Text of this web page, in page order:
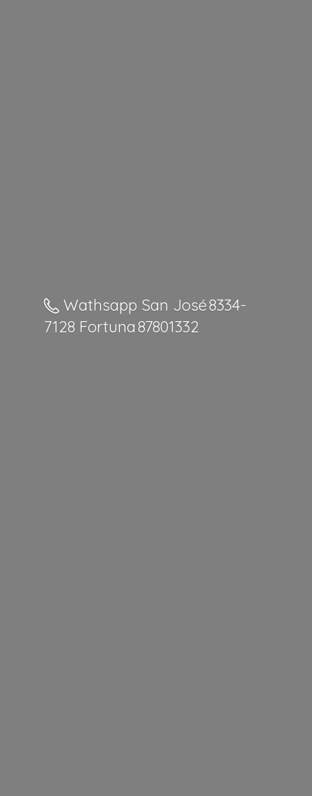
Wathsapp San José 8334-
7128 Fortuna 87801332